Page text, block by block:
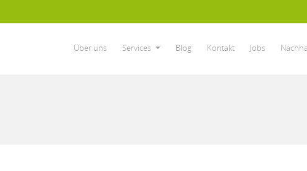
Über uns Services Blog Kontakt Jobs